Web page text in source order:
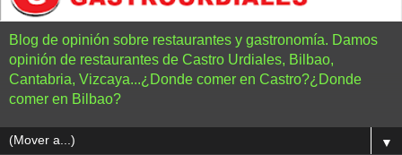
Blog de opinión sobre restaurantes y gastronomía. Damos
opinión de restaurantes de Castro Urdiales, Bilbao,
Cantabria, Vizcaya...¿Donde comer en Castro?¿Donde
comer en Bilbao?
▼